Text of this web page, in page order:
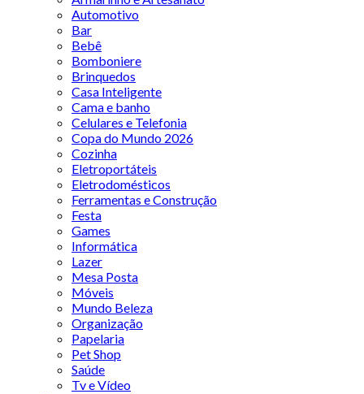
Automotivo
Bar
Bebê
Bomboniere
Brinquedos
Casa Inteligente
Cama e banho
Celulares e Telefonia
Copa do Mundo 2026
Cozinha
Eletroportáteis
Eletrodomésticos
Ferramentas e Construção
Festa
Games
Informática
Lazer
Mesa Posta
Móveis
Mundo Beleza
Organização
Papelaria
Pet Shop
Saúde
Tv e Vídeo